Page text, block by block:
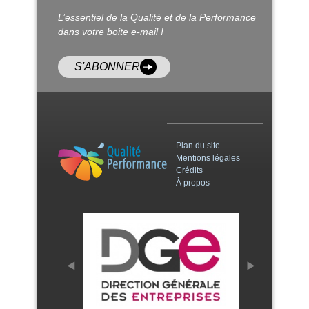
L’essentiel de la Qualité et de la Performance
dans votre boite e-mail !
S'ABONNER
Plan du site
Mentions légales
Crédits
À propos